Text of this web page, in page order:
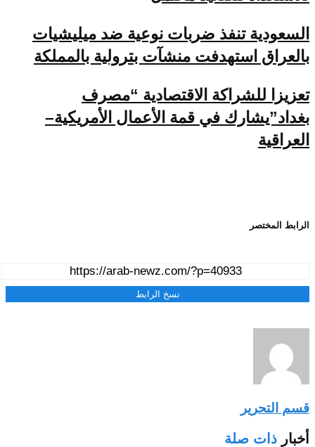
السعودية تنفذ ضربات نوعية ضد ميليشيات
بالعراق استهدفت منشآت بترولية بالمملكة
تعزيزا للشراكة الاقتصادية “مصرف
بغداد”يشارك في قمة الأعمال الأمريكية–
العراقية
الرابط المختصر
نسخ الرابط
قسم التحرير
أخبار ذات صلة